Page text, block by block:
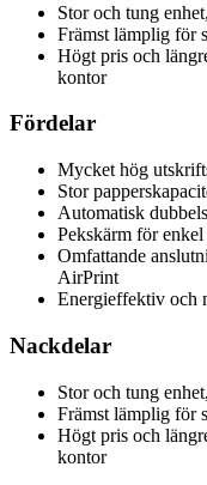
Stor och tung
Främst lämplig för
Högt pris och
kontor
Fördelar
Mycket hög
Stor
Automatisk
Pekskärm för
Omfattande
AirPrint
Energieffektiv och
Nackdelar
Stor och tung
Främst lämplig för
Högt pris och
kontor